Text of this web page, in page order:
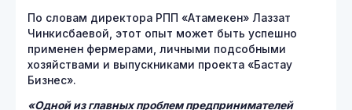
По словам директора РПП «Атамекен» Лаззат
Чинкисбаевой, этот опыт может быть успешно
применен фермерами, личными подсобными
хозяйствами и выпускниками проекта «Бастау
Бизнес».
«Одной из главных проблем предпринимателей